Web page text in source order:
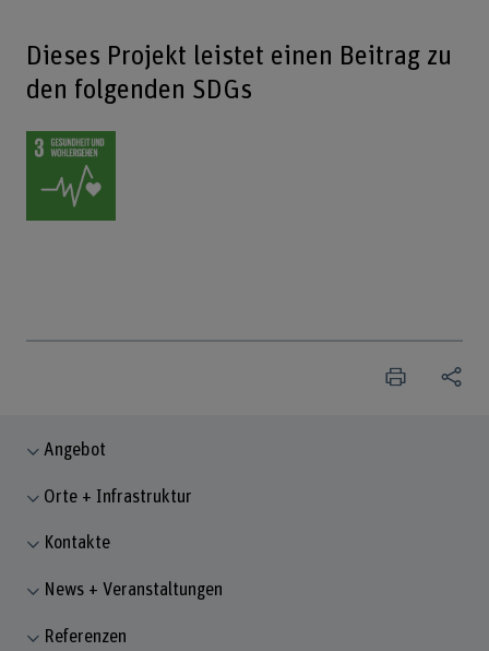
Dieses Projekt leistet einen Beitrag zu
den folgenden SDGs
Angebot
Orte + Infrastruktur
Kontakte
News + Veranstaltungen
Referenzen